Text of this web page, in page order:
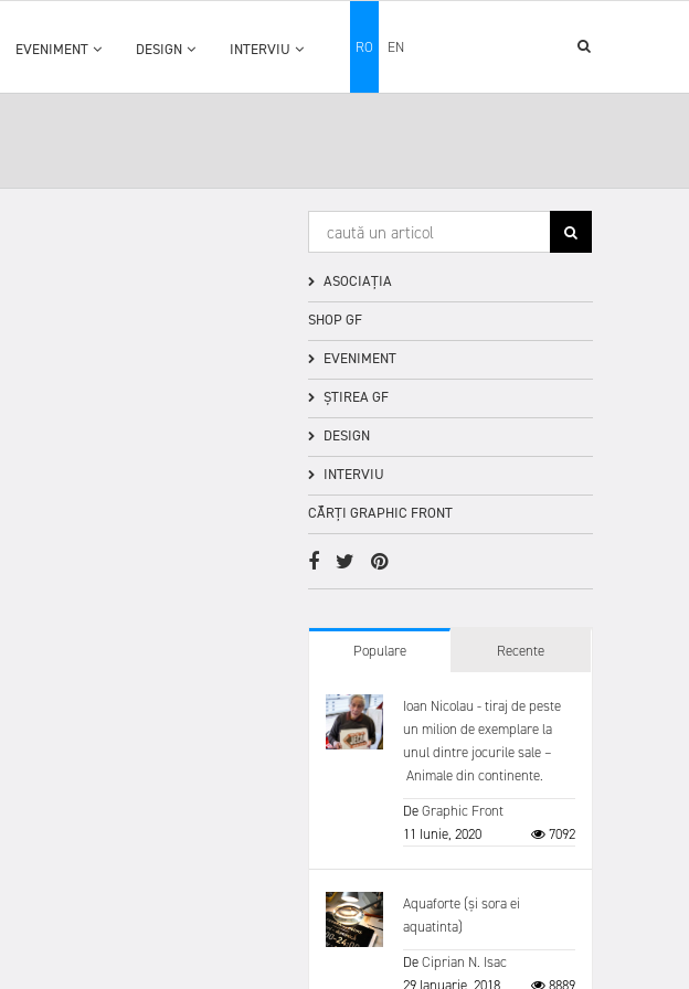
EVENIMENT DESIGN INTERVIU RO EN
ASOCIAȚIA
SHOP GF
EVENIMENT
ȘTIREA GF
DESIGN
INTERVIU
CĂRȚI GRAPHIC FRONT
Populare Recente
Ioan Nicolau - tiraj de peste
un milion de exemplare la
unul dintre jocurile sale –
Animale din continente.
DeGraphic Front
11 Iunie, 2020
7092
Aquaforte (și sora ei
aquatinta)
DeCiprian N. Isac
29 Ianuarie, 2018
8889